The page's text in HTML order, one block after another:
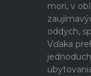
mori, v
oddych,
Vďaka